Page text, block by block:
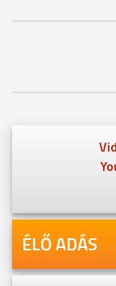
ÉLŐ ADÁS